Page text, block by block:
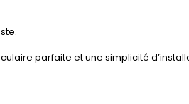
parfaite et une simplicité